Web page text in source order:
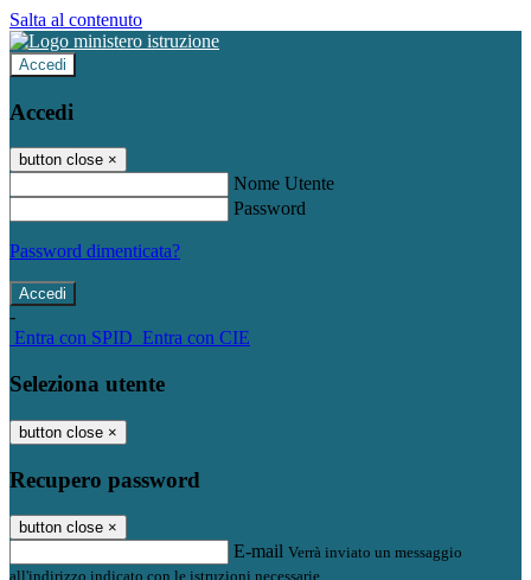
Salta al contenuto
Accedi
Accedi
button close ×
Nome Utente
Password
Password dimenticata?
-
Entra con SPID Entra con CIE
Seleziona utente
button close ×
Recupero password
button close ×
E-mail Verrà inviato un messaggio
all'indirizzo indicato con le istruzioni necessarie.